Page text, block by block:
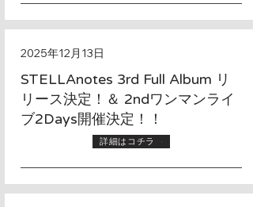
2025年12月13日
STELLAnotes 3rd Full Album リ
リース決定！＆ 2ndワンマンライ
ブ2Days開催決定！！
詳細はコチラ